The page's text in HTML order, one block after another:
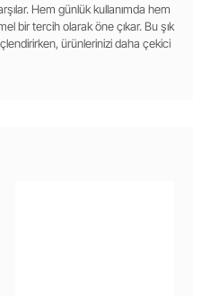
Hem günlük kullanımda hem
bir tercih olarak öne çıkar. Bu şık
ürünlerinizi daha çekici